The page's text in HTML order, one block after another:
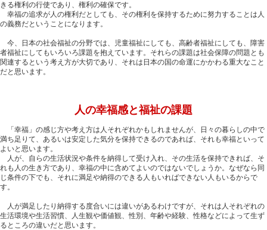
きる権利の行使であり、権利の確保です。
幸福の追求が人の権利だとしても、その権利を保持するために努力することは人
の義務だということになります。
今、日本の社会福祉の分野では、児童福祉にしても、高齢者福祉にしても、障害
者福祉にしてもいろいろ課題を抱えています。それらの課題は社会保障の問題とも
関連するという考え方が大切であり、それは日本の国の命運にかかわる重大なこと
だと思います。
人の幸福感と福祉の課題
「幸福」の感じ方や考え方は人それぞれかもしれませんが、日々の暮らしの中で
満ち足りて、あるいは安定した気分を保持できるのであれば、それも幸福といって
よいと思います。
人が、自らの生活状況や条件を納得して受け入れ、その生活を保持できれば、そ
れも人の生き方であり、幸福の中に含めてよいのではないでしょうか。なぜなら同
じ条件の下でも、それに満足や納得のできる人もいればできない人もいるからで
す。
人が満足したり納得する度合いには違いがあるわけですが、それは人それぞれの
生活環境や生活習慣、人生観や価値観、性別、年齢や経験、性格などによって生ず
るところの違いだと思います。